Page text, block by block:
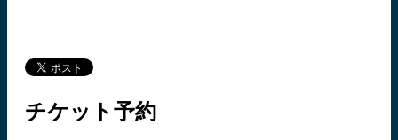
チケット予約